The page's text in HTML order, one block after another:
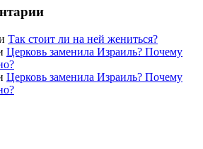
Так стоит ли на ней жениться?
Церковь заменила Израиль? Почему
Церковь заменила Израиль? Почему